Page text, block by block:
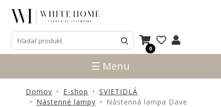
0
3D
NÁVRHY
NOVINKY
PRODUKTY
☰ Menu
Domov E-shop
SVIETIDLÁ
Nástenné lampy
Nástenná lampa Dave